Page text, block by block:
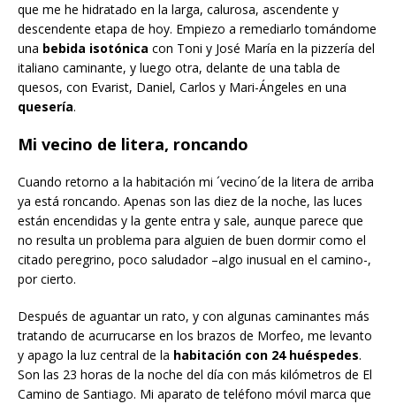
que me he hidratado en la larga, calurosa, ascendente y
descendente etapa de hoy. Empiezo a remediarlo tomándome
una bebida isotónica con Toni y José María en la pizzería del
italiano caminante, y luego otra, delante de una tabla de
quesos, con Evarist, Daniel, Carlos y Mari-Ángeles en una
quesería.
Mi vecino de litera, roncando
Cuando retorno a la habitación mi ´vecino´de la litera de arriba
ya está roncando. Apenas son las diez de la noche, las luces
están encendidas y la gente entra y sale, aunque parece que
no resulta un problema para alguien de buen dormir como el
citado peregrino, poco saludador –algo inusual en el camino-,
por cierto.
Después de aguantar un rato, y con algunas caminantes más
tratando de acurrucarse en los brazos de Morfeo, me levanto
y apago la luz central de la habitación con 24 huéspedes.
Son las 23 horas de la noche del día con más kilómetros de El
Camino de Santiago. Mi aparato de teléfono móvil marca que